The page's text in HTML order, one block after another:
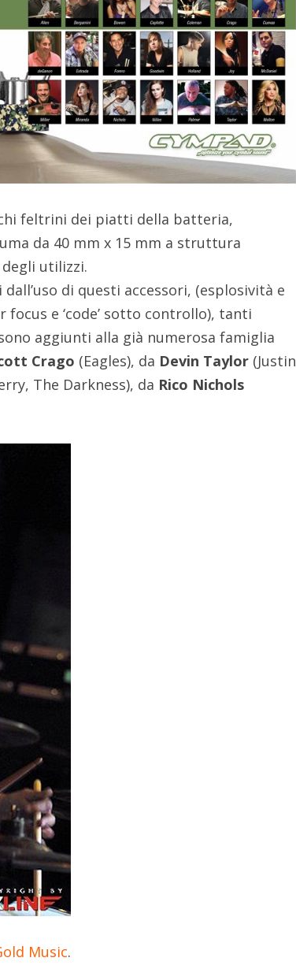
feltrini dei piatti della batteria,
da 40 mm x 15 mm a struttura
utilizzi.
di questi accessori, (esplosività e
e ‘code’ sotto controllo), tanti
aggiunti alla già numerosa famiglia
Crago (Eagles), da Devin Taylor (Justin
The Darkness), da Rico Nichols
Music.